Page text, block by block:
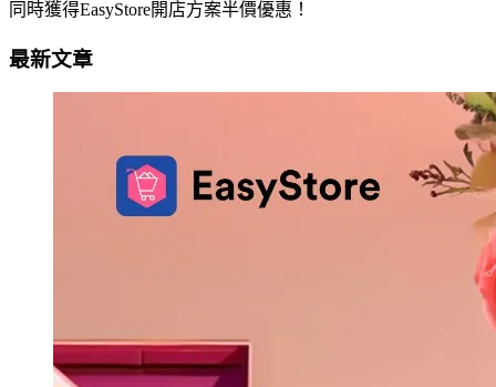
同時獲得EasyStore開店方案半價優惠！
最新文章